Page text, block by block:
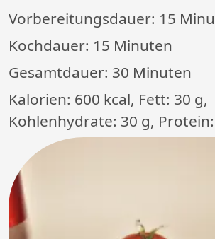
Vorbereitungsdauer: 15
Kochdauer: 15 Minuten
Gesamtdauer: 30 Minuten
Kalorien: 600 kcal, Fett: 30 g,
Kohlenhydrate: 30 g,